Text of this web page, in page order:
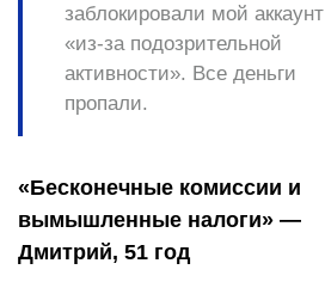
заблокировали мой аккаунт
«из-за подозрительной
активности». Все деньги
пропали.
«Бесконечные комиссии и
вымышленные налоги» —
Дмитрий, 51 год